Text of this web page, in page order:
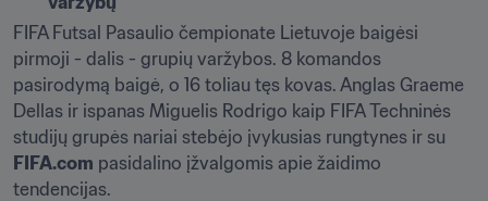
FIFA Futsal Pasaulio čempionate Lietuvoje baigėsi
pirmoji - dalis - grupių varžybos. 8 komandos
pasirodymą baigė, o 16 toliau tęs kovas. Anglas Graeme
Dellas ir ispanas Miguelis Rodrigo kaip FIFA Techninės
FIFA.com pasidalino įžvalgomis apie žaidimo
tendencijas.